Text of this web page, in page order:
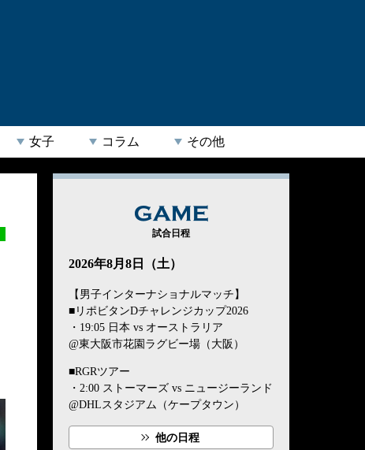
女子 コラム その他
GAME
試合日程
2026年8月8日（土）
【男子インターナショナルマッチ】
■リポビタンDチャレンジカップ2026
・19:05 日本 vs オーストラリア
@東大阪市花園ラグビー場（大阪）
■RGRツアー
・2:00 ストーマーズ vs ニュージーランド
@DHLスタジアム（ケープタウン）
他の日程